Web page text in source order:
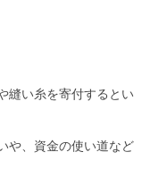
縫い糸を寄付するとい
や、資金の使い道など